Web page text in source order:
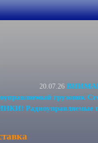
20.07.26
грузовик
Радиоуправляемые